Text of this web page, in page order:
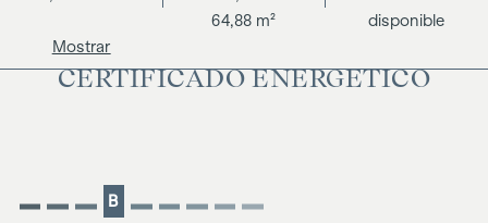
64,88 m²
disponible
Mostrar
CERTIFICADO ENERGÉTICO
B